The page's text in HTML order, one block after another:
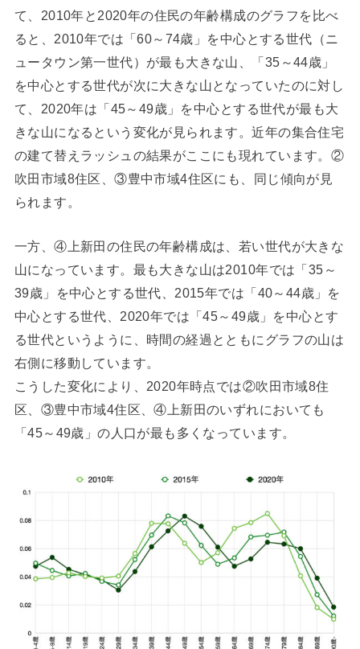
て、2010年と2020年の住民の年齢構成のグラフを比べ
ると、2010年では「60～74歳」を中心とする世代（ニ
ュータウン第一世代）が最も大きな山、「35～44歳」
を中心とする世代が次に大きな山となっていたのに対し
て、2020年は「45～49歳」を中心とする世代が最も大
きな山になるという変化が見られます。近年の集合住宅
の建て替えラッシュの結果がここにも現れています。②
吹田市域8住区、③豊中市域4住区にも、同じ傾向が見
られます。
一方、④上新田の住民の年齢構成は、若い世代が大きな
山になっています。最も大きな山は2010年では「35～
39歳」を中心とする世代、2015年では「40～44歳」を
中心とする世代、2020年では「45～49歳」を中心とす
る世代というように、時間の経過とともにグラフの山は
右側に移動しています。
こうした変化により、2020年時点では②吹田市域8住
区、③豊中市域4住区、④上新田のいずれにおいても
「45～49歳」の人口が最も多くなっています。